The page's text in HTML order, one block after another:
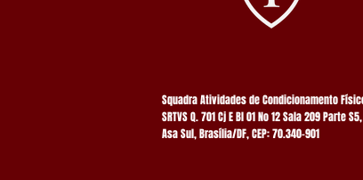
Squadra Atividades de Condicionamento
SRTVS Q. 701 Cj E Bl 01 No 12 Sala 209 Parte
Asa Sul, Brasília/DF, CEP: 70.340-901​